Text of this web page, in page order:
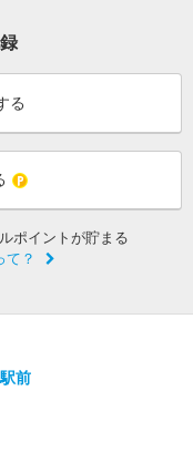
る
ポイントが貯まる
て？
前